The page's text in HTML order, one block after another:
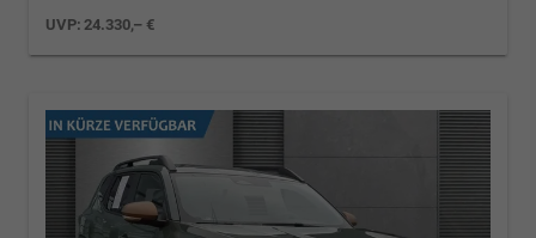
UVP:24.330,– €